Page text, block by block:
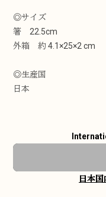
◎サイズ
箸 22.5cm
外箱 約 4.1×25×2 cm
◎生産国
日本
日本